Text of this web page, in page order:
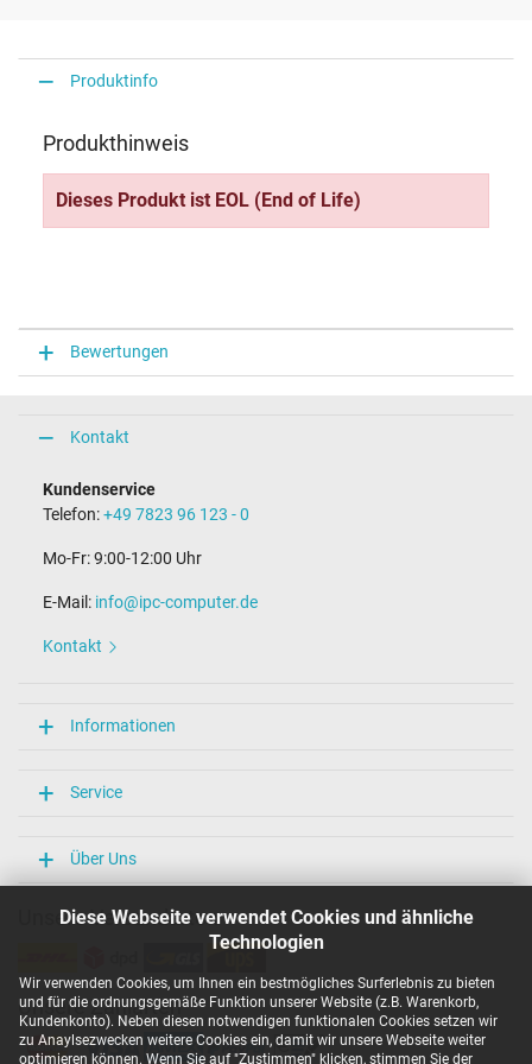
Diese Webseite verwendet Cookies und ähnliche
Technologien
Wir verwenden Cookies, um Ihnen ein bestmögliches Surferlebnis zu bieten
und für die ordnungsgemäße Funktion unserer Website (z.B. Warenkorb,
Kundenkonto). Neben diesen notwendigen funktionalen Cookies setzen wir
zu Anaylsezwecken weitere Cookies ein, damit wir unsere Webseite weiter
optimieren können. Wenn Sie auf "Zustimmen" klicken, stimmen Sie der
Produktinfo
Produkthinweis
Dieses Produkt ist EOL (End of Life)
Bewertungen
Kontakt
Kundenservice
Telefon:+49 7823 96 123 - 0
Mo-Fr: 9:00-12:00 Uhr
E-Mail: info@ipc-computer.de
Kontakt
Informationen
Service
Über Uns
Unsere Versandarten
Unsere Zahlarten